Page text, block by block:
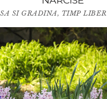
SI GRADINA, TIMP LIBER